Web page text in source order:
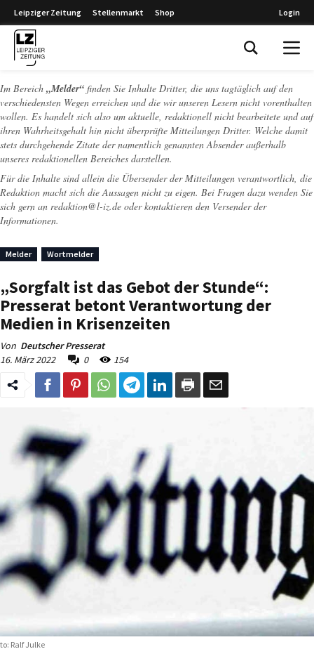
Leipziger Zeitung Stellenmarkt Shop Login
Im Bereich „Melder“ finden Sie Inhalte Dritter, die uns tagtäglich auf den
verschiedensten Wegen erreichen und die wir unseren Lesern nicht vorenthalten
wollen. Es handelt sich also um aktuelle, redaktionell nicht bearbeitete und auf
ihren Wahrheitsgehalt hin nicht überprüfte Mitteilungen Dritter. Welche damit
stets durchgehende Zitate der namentlich genannten Absender außerhalb
unseres redaktionellen Bereiches darstellen.
Für die Inhalte sind allein die Übersender der Mitteilungen verantwortlich, die
Redaktion macht sich die Aussagen nicht zu eigen. Bei Fragen dazu wenden Sie
sich gern an redaktion@l-iz.de oder kontaktieren den Versender der
Informationen.
Melder Wortmelder
„Sorgfalt ist das Gebot der Stunde“:
Presserat betont Verantwortung der
Medien in Krisenzeiten
Von Deutscher Presserat
16. März 2022
0 154
Ralf Julke